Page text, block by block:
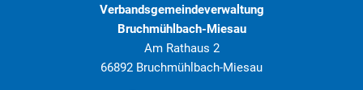
Verbandsgemeindeverwaltung
Bruchmühlbach-Miesau
Am Rathaus 2
66892 Bruchmühlbach-Miesau